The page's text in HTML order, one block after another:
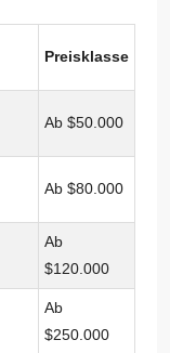
Preisklasse
Ab $50.000
Ab $80.000
Ab
$120.000
Ab
$250.000